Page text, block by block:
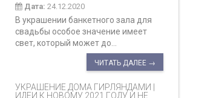
Дата: 24.12.2020
В украшении банкетного зала для
свадьбы особое значение имеет
свет, который может до...
ЧИТАТЬ ДАЛЕЕ →
УКРАШЕНИЕ ДОМА ГИРЛЯНДАМИ |
ИДЕИ К НОВОМУ 2021 ГОДУ И НЕ